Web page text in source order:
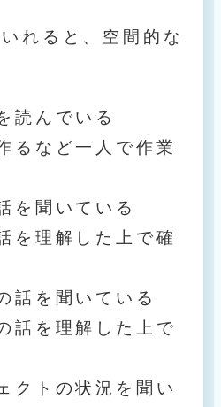
れると、空間的な
読んでいる
るなど一人で作業
を聞いている
を理解した上で確
話を聞いている
話を理解した上で
クトの状況を聞い